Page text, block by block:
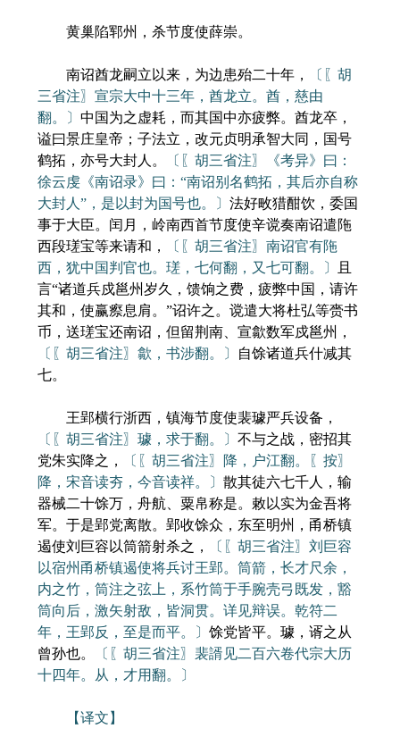
黄巢陷郓州，杀节度使薛崇。
南诏酋龙嗣立以来，为边患殆二十年，
〔〖胡
三省注〗宣宗大中十三年，酋龙立。酋，慈由
翻。〕 中国为之虚耗，而其国中亦疲弊。酋龙卒，
谥曰景庄皇帝；子法立，改元贞明承智大同，国号
鹤拓，亦号大封人。
〔〖胡三省注〗《考异》曰：
徐云虔《南诏录》曰：“南诏别名鹤拓，其后亦自称
大封人”，是以封为国号也。〕 法好畋猎酣饮，委国
事于大臣。闰月，岭南西首节度使辛谠奏南诏遣陁
西段瑳宝等来请和，
〔〖胡三省注〗南诏官有陁
西，犹中国判官也。瑳，七何翻，又七可翻。〕
且
言“诸道兵戍邕州岁久，馈饷之费，疲弊中国，请许
其和，使赢瘵息肩。”诏许之。谠遣大将杜弘等赍书
币，送瑳宝还南诏，但留荆南、宣歙数军戍邕州，
〔〖胡三省注〗歙，书涉翻。〕
自馀诸道兵什减其
七。
王郢横行浙西，镇海节度使裴璩严兵设备，
〔〖胡三省注〗璩，求于翻。〕 不与之战，密招其
党朱实降之，
〔〖胡三省注〗降，户江翻。〖按〗
降，宋音读夯，今音读祥。〕 散其徒六七千人，输
器械二十馀万，舟航、粟帛称是。敕以实为金吾将
军。于是郢党离散。郢收馀众，东至明州，甬桥镇
遏使刘巨容以筒箭射杀之，
〔〖胡三省注〗刘巨容
以宿州甬桥镇遏使将兵讨王郢。筒箭，长才尺余，
内之竹，筒注之弦上，系竹筒于手腕壳弓既发，豁
筒向后，激矢射敌，皆洞贯。详见辩误。乾符二
年，王郢反，至是而平。〕 馀党皆平。璩，谞之从
曾孙也。
〔〖胡三省注〗裴諝见二百六卷代宗大历
十四年。从，才用翻。〕
【译文】